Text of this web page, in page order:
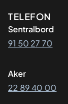
TELEFON
Sentralbord
91 50 27 70
Aker
22 89 40 00